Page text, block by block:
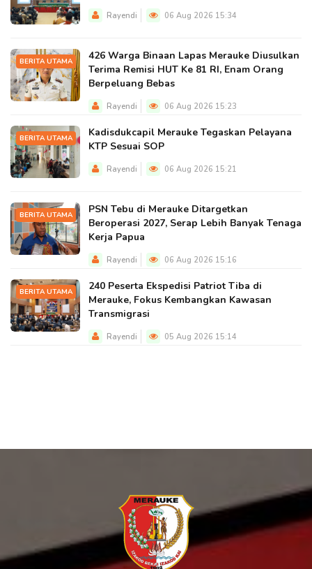
Rayendi 06 Aug 2026 15:34
BERITA UTAMA
426 Warga Binaan Lapas Merauke Diusulkan
Terima Remisi HUT Ke 81 RI, Enam Orang
Berpeluang Bebas
Rayendi 06 Aug 2026 15:23
BERITA UTAMA
Kadisdukcapil Merauke Tegaskan Pelayana
KTP Sesuai SOP
Rayendi 06 Aug 2026 15:21
BERITA UTAMA
PSN Tebu di Merauke Ditargetkan
Beroperasi 2027, Serap Lebih Banyak Tenaga
Kerja Papua
Rayendi 06 Aug 2026 15:16
BERITA UTAMA
240 Peserta Ekspedisi Patriot Tiba di
Merauke, Fokus Kembangkan Kawasan
Transmigrasi
Rayendi 05 Aug 2026 15:14